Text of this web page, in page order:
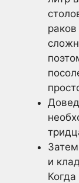
и
Когда